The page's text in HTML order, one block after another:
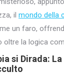
il mondo della
un faro,
oltre la logica
si Dirada: